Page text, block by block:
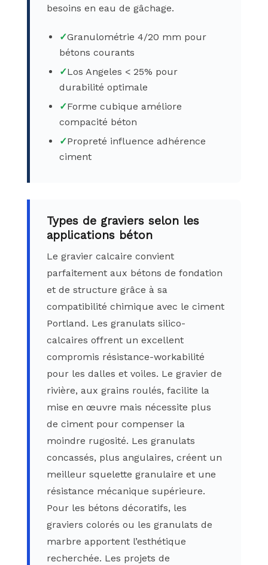
besoins en eau de gâchage.
✓Granulométrie 4/20 mm pour
bétons courants
✓Los Angeles < 25% pour
durabilité optimale
✓Forme cubique améliore
compacité béton
✓Propreté influence adhérence
ciment
Types de graviers selon les
applications béton
Le gravier calcaire convient
parfaitement aux bétons de fondation
et de structure grâce à sa
compatibilité chimique avec le ciment
Portland. Les granulats silico-
calcaires offrent un excellent
compromis résistance-workabilité
pour les dalles et voiles. Le gravier de
rivière, aux grains roulés, facilite la
mise en œuvre mais nécessite plus
de ciment pour compenser la
moindre rugosité. Les granulats
concassés, plus angulaires, créent un
meilleur squelette granulaire et une
résistance mécanique supérieure.
Pour les bétons décoratifs, les
graviers colorés ou les granulats de
marbre apportent l’esthétique
recherchée. Les projets de